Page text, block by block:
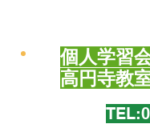
個人学習
高円寺教